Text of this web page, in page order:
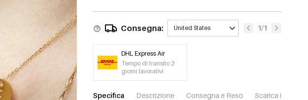
Consegna: United States 1/1
DHL Express Air
Tempo di transito 2
giorni lavorativi
Specifica Descrizione Consegna e Reso Scarica immagini